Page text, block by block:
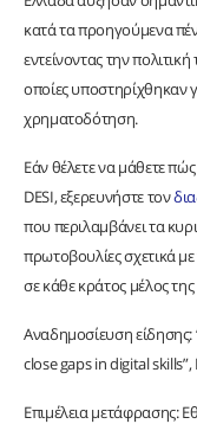
κατά τα προηγούμενα
εντείνοντας την
οποίες υποστηρίχθηκαν
χρηματοδότηση.
Εάν θέλετε να μάθετε
DESI, εξερευνήστε τον
που περιλαμβάνει τα
πρωτοβουλίες σχετικά
σε κάθε κράτος μέλος της
Αναδημοσίευση είδησης:
close gaps in digital
Επιμέλεια μετάφρασης: